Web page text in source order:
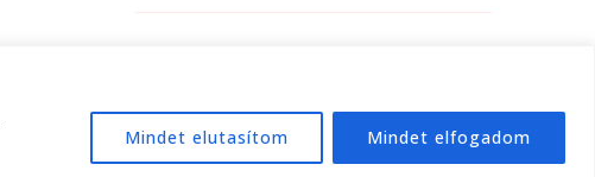
Mindet elutasítom Mindet elfogadom
WordPress.